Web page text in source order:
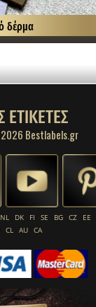
δέρμα
Bestlabels.gr
NL DK FI SE BG CZ
EE
CL AU CA